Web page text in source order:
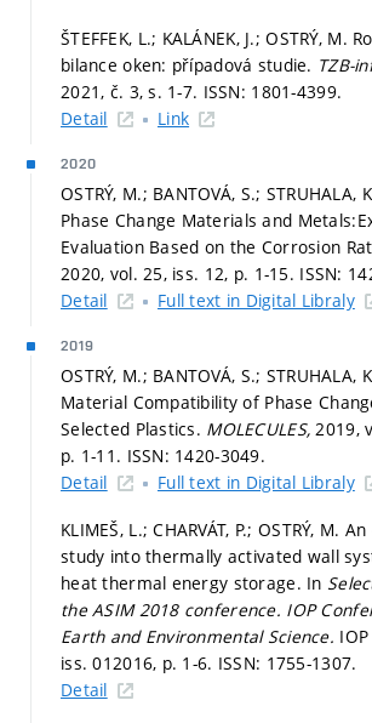
ŠTEFFEK, L.; KALÁNEK, J.; OSTRÝ, M.
bilance oken: případová studie. TZB-
2021, č. 3,s. 1-7. ISSN: 1801-4399.
Detail
Link
2020
OSTRÝ, M.; BANTOVÁ, S.;
Phase Change Materials and
Evaluation Based on the Corrosion
2020, vol. 25, iss. 12, p. 1-15. ISSN:
Detail
Full text in Digital Libraly
2019
OSTRÝ, M.; BANTOVÁ, S.; STRUHALA,
Material Compatibility of Phase
Selected Plastics. MOLECULES, 2019,
p. 1-11. ISSN: 1420-3049.
Detail
Full text in Digital Libraly
KLIMEŠ, L.; CHARVÁT, P.; OSTRÝ, M.
study into thermally activated wall
heat thermal energy storage. In
the ASIM 2018 conference. IOP
Earth and Environmental Science.
iss. 012016, p. 1-6. ISSN: 1755-1307.
Detail